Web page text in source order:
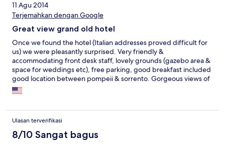
11 Agu 2014
Terjemahkan dengan Google
Great view grand old hotel
Once we found the hotel (Italian addresses proved difficult for
us) we were pleasantly surprised. Very friendly &
accommodating front desk staff, lovely grounds (gazebo area &
space for weddings etc), free parking, good breakfast included
good location between pompeii & sorrento. Gorgeous views of
Naples bay from nice balcony. Hotel is older style but well
maintained. Only caveat there is only a hand held shower in the
Enjoyed our stay
Ulasan terverifikasi
8/10 Sangat bagus